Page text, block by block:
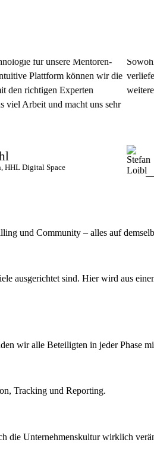
für unsere Mentoren-
können wir die
Experten
und macht uns sehr
Space
Sowohl die
verliefen sehr
weitere
und Community – alles auf
ausgerichtet sind. Hier wird aus
wir alle Beteiligten in jeder Phase
Tracking und Reporting.
die Unternehmenskultur wirklich